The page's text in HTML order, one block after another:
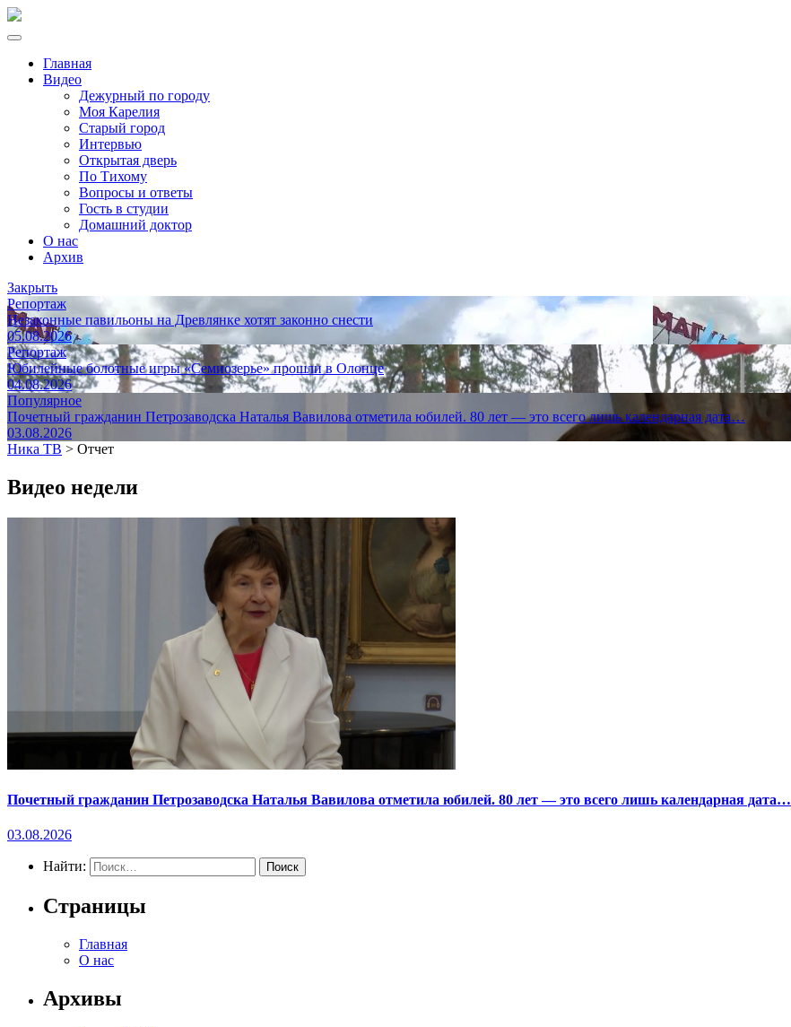
Главная
Видео
Дежурный по городу
Моя Карелия
Старый город
Интервью
Открытая дверь
По Тихому
Вопросы и ответы
Гость в студии
Домашний доктор
О нас
Архив
Закрыть
Репортаж
Незаконные павильоны на Древлянке хотят законно снести
05.08.2026
Репортаж
Юбилейные болотные игры «Семиозерье» прошли в Олонце
04.08.2026
Популярное
Почетный гражданин Петрозаводска Наталья Вавилова отметила юбилей. 80 лет — это всего лишь календарная дата…
03.08.2026
Ника ТВ > Отчет
Видео недели
Почетный гражданин Петрозаводска Наталья Вавилова отметила юбилей. 80 лет — это всего лишь календарная дата…
03.08.2026
Найти:
Страницы
Главная
О нас
Архивы